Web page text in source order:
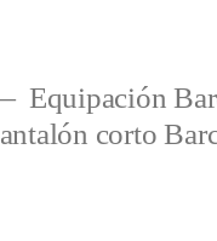
Equipación
corto